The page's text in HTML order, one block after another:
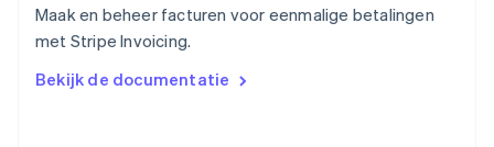
Maak en beheer facturen voor eenmalige betalingen
met Stripe Invoicing.
Bekijk de documentatie
Vasteland van China
简体中文 English
English